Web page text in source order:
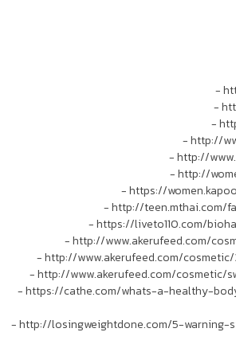
-
-
-
- http://
- http://
- http://
- https://
- http://teen.mthai.com/
- https://liveto110.com/
- http://www.akerufeed.com/
- http://www.akerufeed.com/
- http://www.akerufeed.com/cosmetic/
- https://cathe.com/whats-a-healthy-
- http://losingweightdone.com/5-